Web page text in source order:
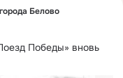
Белово
Победы» вновь